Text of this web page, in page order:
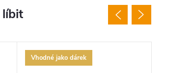
Vhodné jako dárek